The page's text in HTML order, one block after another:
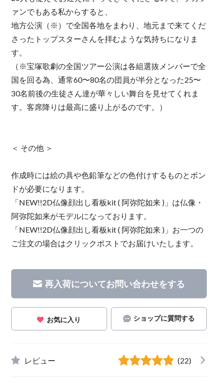
ァンでもある私からすると、
地方公演（※）で全国各地をまわり、地元まで来てくだ
さったトップスターさんを拝むような気持ちになりま
す。
（※宝塚歌劇の全国ツアー公演は各組選抜メンバーで全
国を回る為、通常60〜80名の団員が半分となった25〜
30名前後の生徒さん達が華々しい舞台を見せてくれま
す。客席降りは最高に盛り上がるのです。）
＜ その他 ＞
作成時には絵の具や色鉛筆などの色付けするものとボン
ドが必要になります。
「NEW!!2D仏像顔出し看板kit ( 阿弥陀如来 )」は仏像・
阿弥陀如来がモデルになっております。
「NEW!!2D仏像顔出し看板kit ( 阿弥陀如来 )」お一つの
ご注文の場合はクリックポストでお届けいたします。
再入荷についてお問い合わせをする
お気に入り ショップに質問する
レビュー (22)